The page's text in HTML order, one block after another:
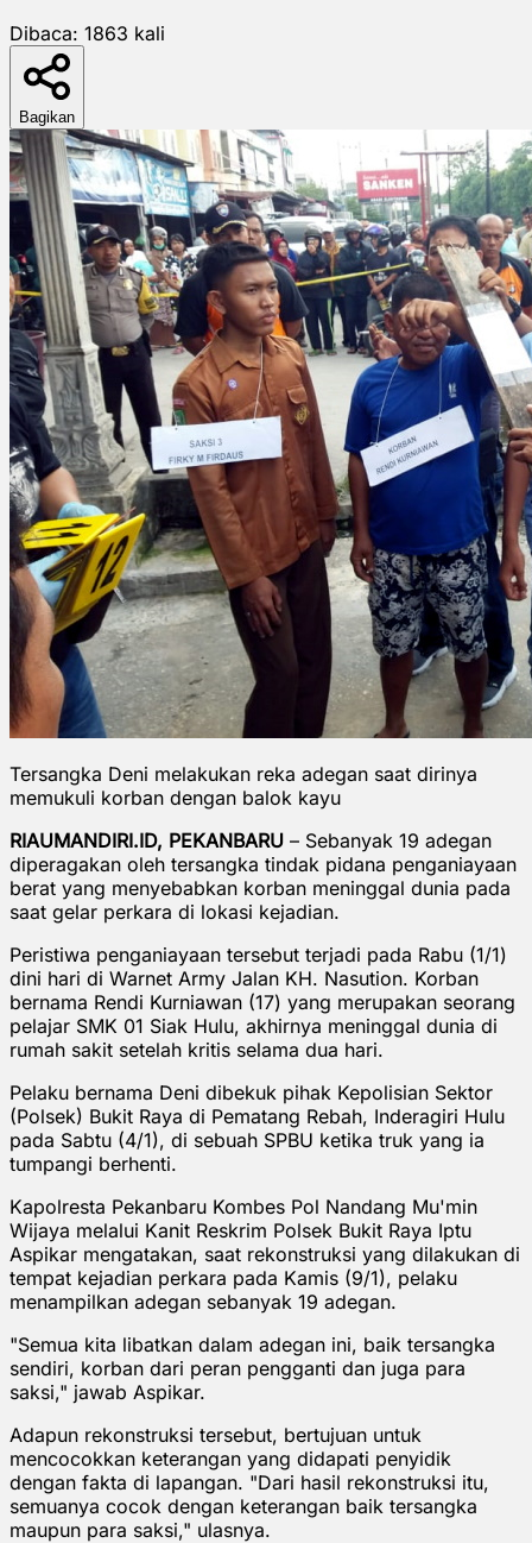
Dibaca: 1863 kali
Bagikan
Tersangka Deni melakukan reka adegan saat dirinya
memukuli korban dengan balok kayu
RIAUMANDIRI.ID, PEKANBARU – Sebanyak 19 adegan
diperagakan oleh tersangka tindak pidana penganiayaan
berat yang menyebabkan korban meninggal dunia pada
saat gelar perkara di lokasi kejadian.
Peristiwa penganiayaan tersebut terjadi pada Rabu (1/1)
dini hari di Warnet Army Jalan KH. Nasution. Korban
bernama Rendi Kurniawan (17) yang merupakan seorang
pelajar SMK 01 Siak Hulu, akhirnya meninggal dunia di
rumah sakit setelah kritis selama dua hari.
Pelaku bernama Deni dibekuk pihak Kepolisian Sektor
(Polsek) Bukit Raya di Pematang Rebah, Inderagiri Hulu
pada Sabtu (4/1), di sebuah SPBU ketika truk yang ia
tumpangi berhenti.
Kapolresta Pekanbaru Kombes Pol Nandang Mu'min
Wijaya melalui Kanit Reskrim Polsek Bukit Raya Iptu
Aspikar mengatakan, saat rekonstruksi yang dilakukan di
tempat kejadian perkara pada Kamis (9/1), pelaku
menampilkan adegan sebanyak 19 adegan.
"Semua kita libatkan dalam adegan ini, baik tersangka
sendiri, korban dari peran pengganti dan juga para
saksi," jawab Aspikar.
Adapun rekonstruksi tersebut, bertujuan untuk
mencocokkan keterangan yang didapati penyidik
dengan fakta di lapangan. "Dari hasil rekonstruksi itu,
semuanya cocok dengan keterangan baik tersangka
maupun para saksi," ulasnya.